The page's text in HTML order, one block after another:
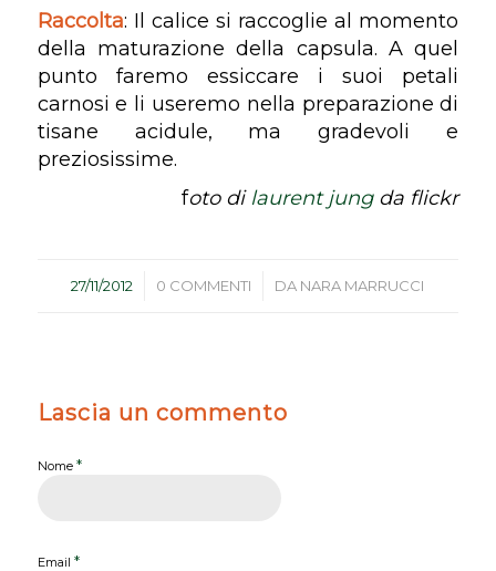
Raccolta: Il calice si raccoglie al momento
della maturazione della capsula. A quel
punto faremo essiccare i suoi petali
carnosi e li useremo nella preparazione di
tisane acidule, ma gradevoli e
preziosissime.
foto dilaurent jungda flickr
27/11/2012
/ 0 COMMENTI
/ DA NARA MARRUCCI
Lascia un commento
Nome *
Email *